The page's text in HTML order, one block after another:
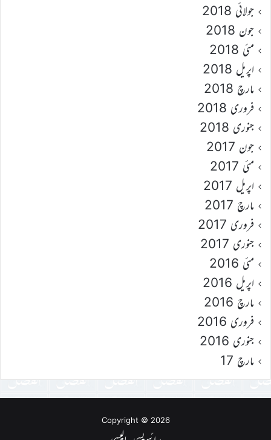
جولائی 2018
جون 2018
مئی 2018
اپریل 2018
مارچ 2018
فروری 2018
جنوری 2018
جون 2017
مئی 2017
اپریل 2017
مارچ 2017
فروری 2017
جنوری 2017
مئی 2016
اپریل 2016
مارچ 2016
فروری 2016
جنوری 2016
مارچ 17
Copyright © 2026